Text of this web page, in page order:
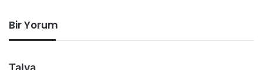
Bir Yorum
Talya